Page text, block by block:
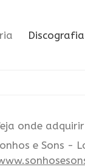
Discografia
onde
e Sons -